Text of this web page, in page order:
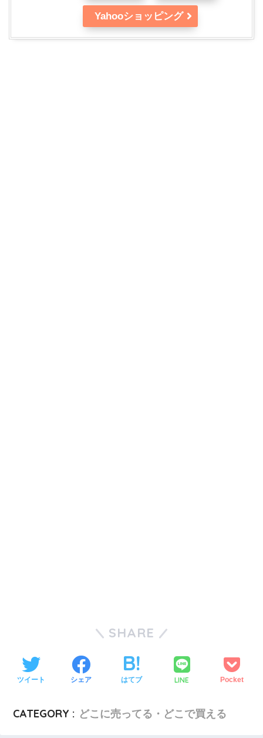
Yahooショッピング
SHARE
ツイート シェア はてブ LINE Pocket
CATEGORY : どこに売ってる・どこで買える